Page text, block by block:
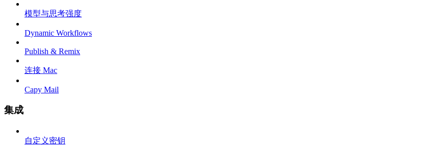
模型与思考强度
Dynamic Workflows
Publish & Remix
连接 Mac
Capy Mail
集成
自定义密钥